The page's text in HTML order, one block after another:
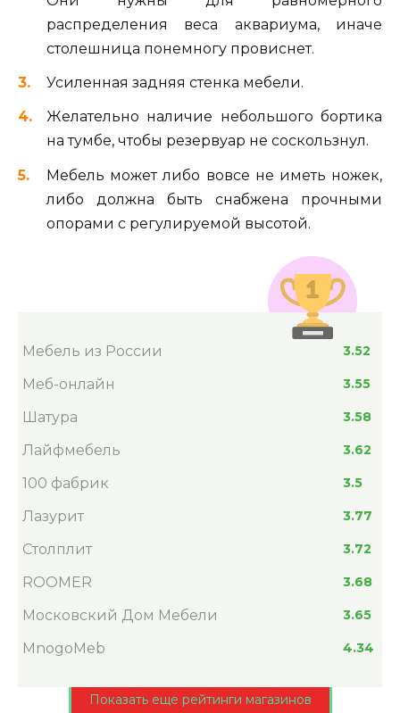
распределения веса аквариума, иначе
столешница понемногу провиснет.
Усиленная задняя стенка мебели.
Желательно наличие небольшого бортика
на тумбе, чтобы резервуар не соскользнул.
Мебель может либо вовсе не иметь ножек,
либо должна быть снабжена прочными
опорами с регулируемой высотой.
Мебель из России 3.52
Меб-онлайн 3.55
Шатура 3.58
Лайфмебель 3.62
100 фабрик 3.5
Лазурит 3.77
Столплит 3.72
ROOMER 3.68
Московский Дом Мебели 3.65
MnogoMeb 4.34
Показать еще рейтинги магазинов